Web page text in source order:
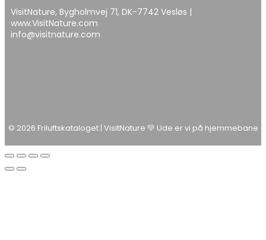
VisitNature, Bygholmvej 71, DK-7742 Vesløs |
www.VisitNature.com
info@visitnature.com
© 2026 Friluftskataloget | VisitNature 💚 Ude er vi på hjemmebane